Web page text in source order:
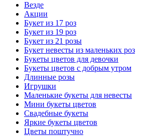
Везде
Акции
Букет из 17 роз
Букет из 19 роз
Букет из 21 розы
Букет невесты из маленьких роз
Букеты цветов для девочки
Букеты цветов с добрым утром
Длинные розы
Игрушки
Маленькие букеты для невесты
Мини букеты цветов
Свадебные букеты
Яркие букеты цветов
Цветы поштучно